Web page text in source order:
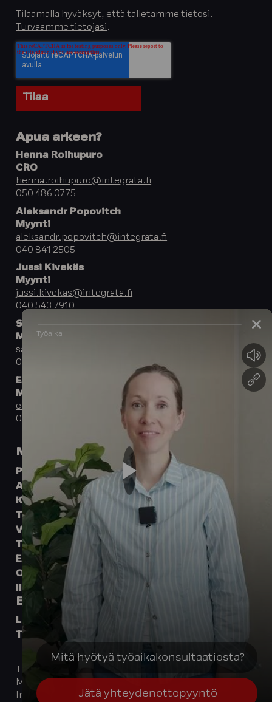
Tilaamalla hyväksyt, että talletamme tietosi.
Turvaamme tietojasi .
Apua arkeen?
Henna Roihupuro
CRO
henna.roihupuro@integrata.fi
050 486 0775
Aleksandr Popovitch
Myynti
aleksandr.popovitch@integrata.fi
040 841 2505
Jussi Kivekäs
Myynti
jussi.kivekas@integrata.fi
040 543 7910
Sampo Muukkonen
Myynti
sampo.muukkonen@integrata.fi
040 683 6829
Eeva Anttonen
Myynti
eeva.anttonen@integrata.fi
045 670 7414
Mitä tarvitset?
Parempaa palvelua
Asiantuntijan apua
Kumppania kasvuun
Teknologian tukea
Vastuullisen kumppanin
Työpaikan
En tiedä
Ota yhteyttä
Ilmiantokanava
Etkö saa meistä tarpeeksesi?
LinkedIn Facebook
Spotify
TikTok
Muuta evästeasetuksia
Integrata Oy © 2026